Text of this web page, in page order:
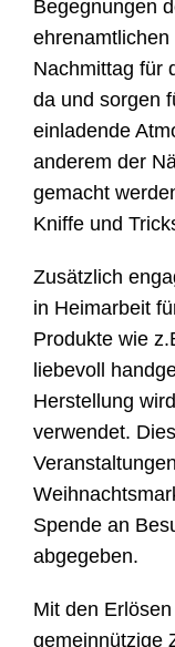
Begegnungen
Nachmittag für
da und sorgen
einladende
anderem der
gemacht
Kniffe und
Zusätzlich
in Heimarbeit
Produkte wie
liebevoll
Herstellung
verwendet.
Spende an
abgegeben.
Mit den
gemeinnützige